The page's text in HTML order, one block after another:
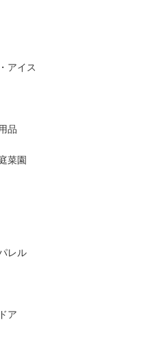
アイス
品
菜園
レル
ア